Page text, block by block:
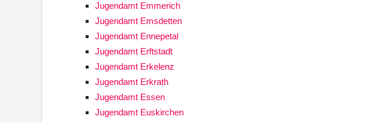
Jugendamt Emmerich
Jugendamt Emsdetten
Jugendamt Ennepetal
Jugendamt Erftstadt
Jugendamt Erkelenz
Jugendamt Erkrath
Jugendamt Essen
Jugendamt Euskirchen